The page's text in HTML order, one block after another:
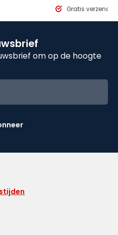
Gratis
om op de hoogte